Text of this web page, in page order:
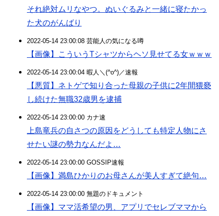
それ絶対ムリなやつ。ぬいぐるみと一緒に寝たかっ
た犬のがんばり
2022-05-14 23:00:08 芸能人の気になる噂
【画像】こういうTシャツからヘソ見せてる女ｗｗｗ
2022-05-14 23:00:04 暇人＼(^o^)／速報
【悪質】ネトゲで知り合った母親の子供に2年間猥褻
し続けた無職32歳男を逮捕
2022-05-14 23:00:00 カナ速
上島竜兵の自さつの原因をどうしても特定人物にさ
せたい謎の勢力なんだよ…
2022-05-14 23:00:00 GOSSIP速報
【画像】満島ひかりのお母さんが美人すぎて絶句…
2022-05-14 23:00:00 無題のドキュメント
【画像】ママ活希望の男、アプリでセレブママから